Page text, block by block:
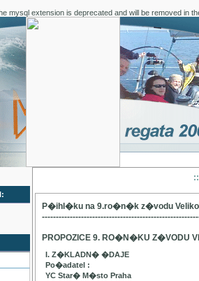
mysql extension is deprecated and will be removed in
P�ihl�ku na 9.ro�n�k z�vodu
PROPOZICE 9. RO�N�KU Z�VODU
I. Z�KLADN� �DAJE
Po�adatel :
YC Star� M�sto Praha